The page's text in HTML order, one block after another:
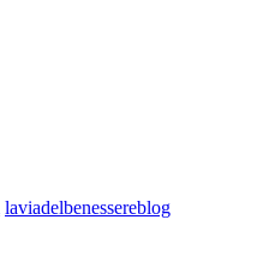
laviadelbenessereblog